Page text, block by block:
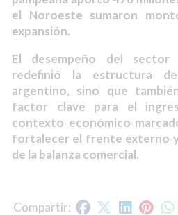
el Noroeste sumaron
expansión.
El desempeño del
redefinió la estructura
argentino, sino que
factor clave para el
contexto económico
fortalecer el frente externo
de la balanza comercial.